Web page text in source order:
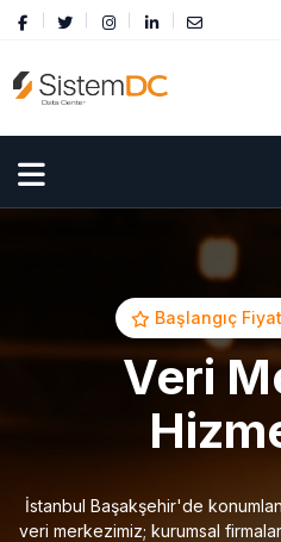
Başlangıç
Veri
İstanbul Başakşehir'de
veri merkezimiz; kurumsal